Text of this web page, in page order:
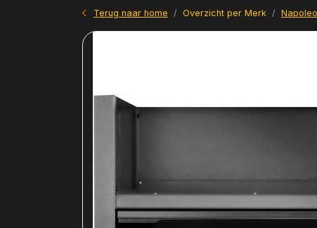
Terug naar home Overzicht per Merk